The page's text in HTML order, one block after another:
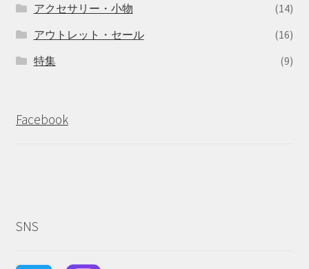
アクセサリー・小物
(14)
アウトレット・セール
(16)
特集
(9)
Facebook
SNS